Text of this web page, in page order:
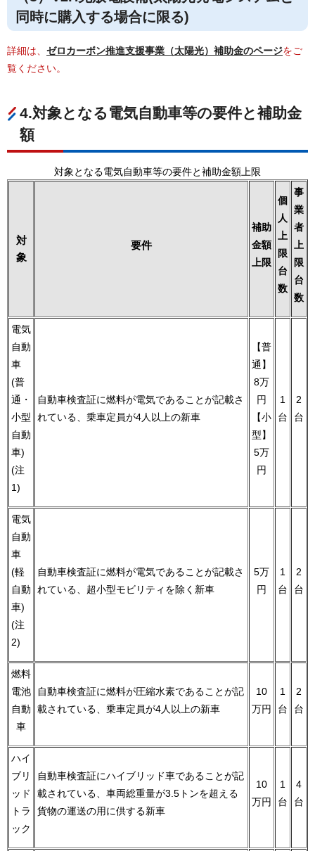
同時に購入する場合に限る)
詳細は、 ゼロカーボン推進支援事業（太陽光）補助金のページをご
覧ください。
4.対象となる電気自動車等の要件と補助金
額
対象となる電気自動車等の要件と補助金額上限
対
象
要件
補助
金額
上限
個
人
上
限
台
数
事
業
者
上
限
台
数
電気
自動
車
(普
通・
小型
自動
車)
(注
1)
自動車検査証に燃料が電気であることが記載さ
れている、乗車定員が4人以上の新車
【普
通】
8万
円
【小
型】
5万
円
1
台
2
台
電気
自動
車
(軽
自動
車)
(注
2)
自動車検査証に燃料が電気であることが記載さ
れている、超小型モビリティを除く新車
5万
円
1
台
2
台
燃料
電池
自動
車
自動車検査証に燃料が圧縮水素であることが記
載されている、乗車定員が4人以上の新車
10
万円
1
台
2
台
ハイ
ブリ
ッド
トラ
ック
自動車検査証にハイブリッド車であることが記
載されている、車両総重量が3.5トンを超える
貨物の運送の用に供する新車
10
万円
1
台
4
台